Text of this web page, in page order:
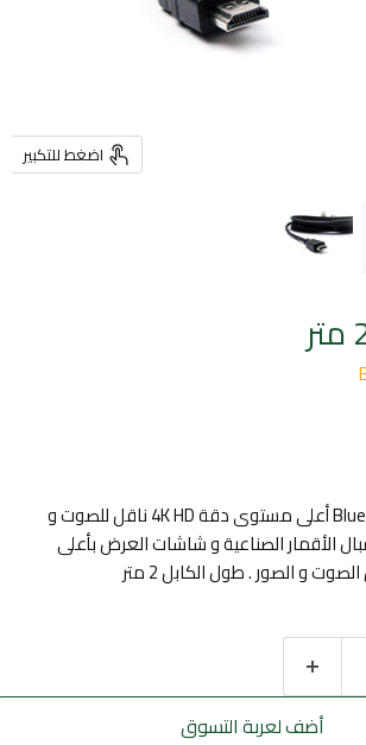
اضغط للتكبير
كابل HDMI 2.1 ماركة Blue أعلى مستوى دقة 4K HD ناقل للصوت و
الأقمار الصناعية و شاشات العرض بأعلى
و الصور . طول الكابل 2 متر
أضف لعربة التسوق